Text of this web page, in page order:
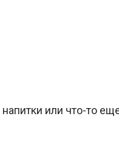
или что-то